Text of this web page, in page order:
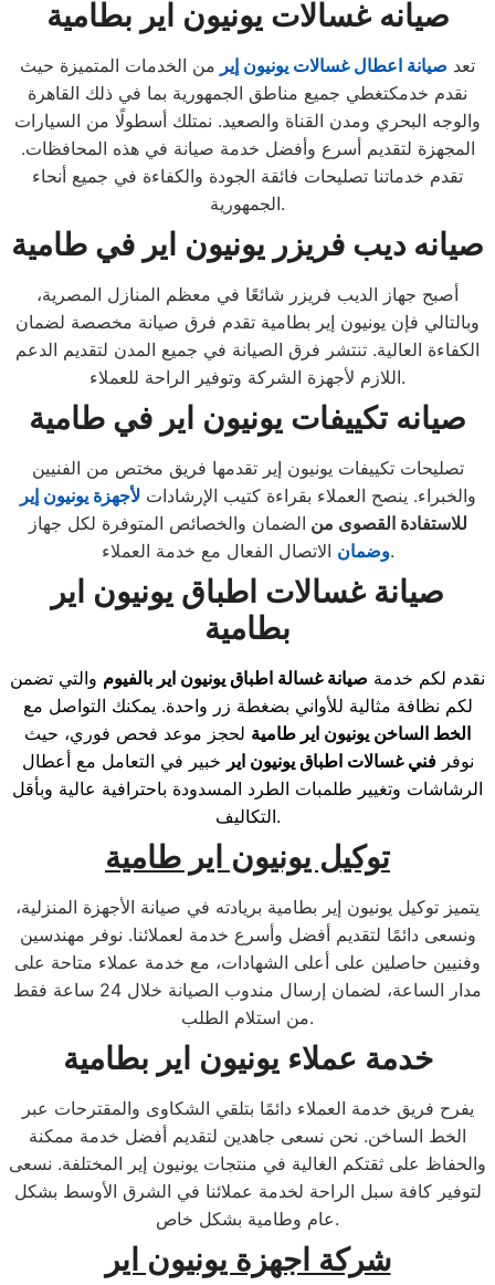
صيانه غسالات يونيون اير بطامية
تعد صيانة اعطال غسالات يونيون إير من الخدمات المتميزة حيث
نقدم خدمكتغطي جميع مناطق الجمهورية بما في ذلك القاهرة
والوجه البحري ومدن القناة والصعيد. نمتلك أسطولًا من السيارات
المجهزة لتقديم أسرع وأفضل خدمة صيانة في هذه المحافظات.
تقدم خدماتنا تصليحات فائقة الجودة والكفاءة في جميع أنحاء
الجمهورية.
صيانه ديب فريزر يونيون اير في طامية
أصبح جهاز الديب فريزر شائعًا في معظم المنازل المصرية،
وبالتالي فإن يونيون إير بطامية تقدم فرق صيانة مخصصة لضمان
الكفاءة العالية. تنتشر فرق الصيانة في جميع المدن لتقديم الدعم
اللازم لأجهزة الشركة وتوفير الراحة للعملاء.
صيانه تكييفات يونيون اير في طامية
تصليحات تكييفات يونيون إير تقدمها فريق مختص من الفنيين
والخبراء. ينصح العملاء بقراءة كتيب الإرشاداتلأجهزة يونيون إير
للاستفادة القصوى من الضمان والخصائص المتوفرة لكل جهاز
وضمانالاتصال الفعال مع خدمة العملاء.
صيانة غسالات اطباق يونيون اير
بطامية
نقدم لكم خدمة صيانة غسالة اطباق يونيون اير بالفيوم والتي تضمن
لكم نظافة مثالية للأواني بضغطة زر واحدة. يمكنك التواصل مع
الخط الساخن يونيون اير طامية لحجز موعد فحص فوري، حيث
نوفرفني غسالات اطباق يونيون اير خبير في التعامل مع أعطال
الرشاشات وتغيير طلمبات الطرد المسدودة باحترافية عالية وبأقل
التكاليف.
توكيل يونيون اير طامية
يتميز توكيل يونيون إير بطامية بريادته في صيانة الأجهزة المنزلية،
ونسعى دائمًا لتقديم أفضل وأسرع خدمة لعملائنا. نوفر مهندسين
وفنيين حاصلين على أعلى الشهادات، مع خدمة عملاء متاحة على
مدار الساعة، لضمان إرسال مندوب الصيانة خلال 24 ساعة فقط
من استلام الطلب.
خدمة عملاء يونيون اير بطامية
يفرح فريق خدمة العملاء دائمًا بتلقي الشكاوى والمقترحات عبر
الخط الساخن. نحن نسعى جاهدين لتقديم أفضل خدمة ممكنة
والحفاظ على ثقتكم الغالية في منتجات يونيون إير المختلفة. نسعى
لتوفير كافة سبل الراحة لخدمة عملائنا في الشرق الأوسط بشكل
عام وطامية بشكل خاص.
شركة اجهزة يونيون اير